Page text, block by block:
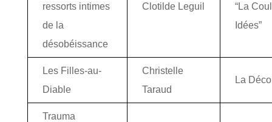
ressorts intimes
de la
désobéissance
Clotilde Leguil
“La
Idées”
Les Filles-au-
Diable
Christelle
Taraud
La
Trauma